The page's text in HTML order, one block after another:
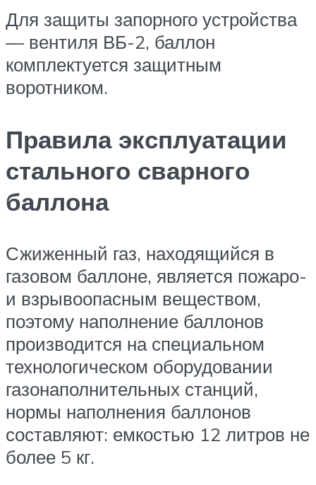
Для защиты запорного устройства
— вентиля ВБ-2, баллон
комплектуется защитным
воротником.
Правила эксплуатации
стального сварного
баллона
Сжиженный газ, находящийся в
газовом баллоне, является пожаро-
и взрывоопасным веществом,
поэтому наполнение баллонов
производится на специальном
технологическом оборудовании
газонаполнительных станций,
нормы наполнения баллонов
составляют: емкостью 12 литров не
более 5 кг.